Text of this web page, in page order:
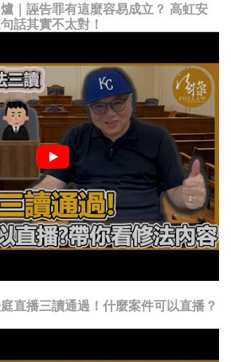
｜誣告罪有這麼容易成立？ 高虹安
話其實不太對！
直播三讀通過！什麼案件可以直播？